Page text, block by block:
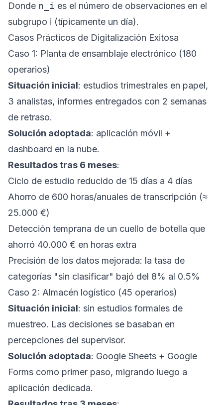
Donde n_i es el número de observaciones en el
subgrupo i (típicamente un día).
Casos Prácticos de Digitalización Exitosa
Caso 1: Planta de ensamblaje electrónico (180
operarios)
Situación inicial: estudios trimestrales en papel,
3 analistas, informes entregados con 2 semanas
de retraso.
Solución adoptada: aplicación móvil +
dashboard en la nube.
Resultados tras 6 meses:
Ciclo de estudio reducido de 15 días a 4 días
Ahorro de 600 horas/anuales de transcripción (≈
25.000 €)
Detección temprana de un cuello de botella que
ahorró 40.000 € en horas extra
Precisión de los datos mejorada: la tasa de
categorías "sin clasificar" bajó del 8% al 0.5%
Caso 2: Almacén logístico (45 operarios)
Situación inicial: sin estudios formales de
muestreo. Las decisiones se basaban en
percepciones del supervisor.
Solución adoptada: Google Sheets + Google
Forms como primer paso, migrando luego a
aplicación dedicada.